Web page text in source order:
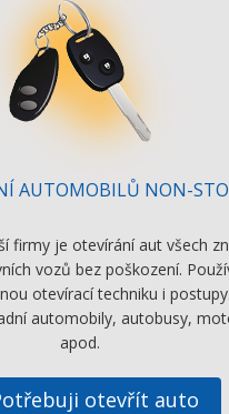
AUTOMOBILŮ NON-
firmy je otevírání aut všech
vozů bez poškození.
otevírací techniku i
automobily, autobusy,
apod.
otevřít auto